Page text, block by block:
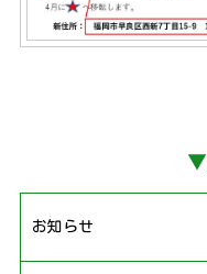
▼
お知らせ